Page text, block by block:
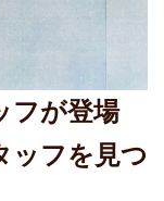
フが登場
ッフを見つ